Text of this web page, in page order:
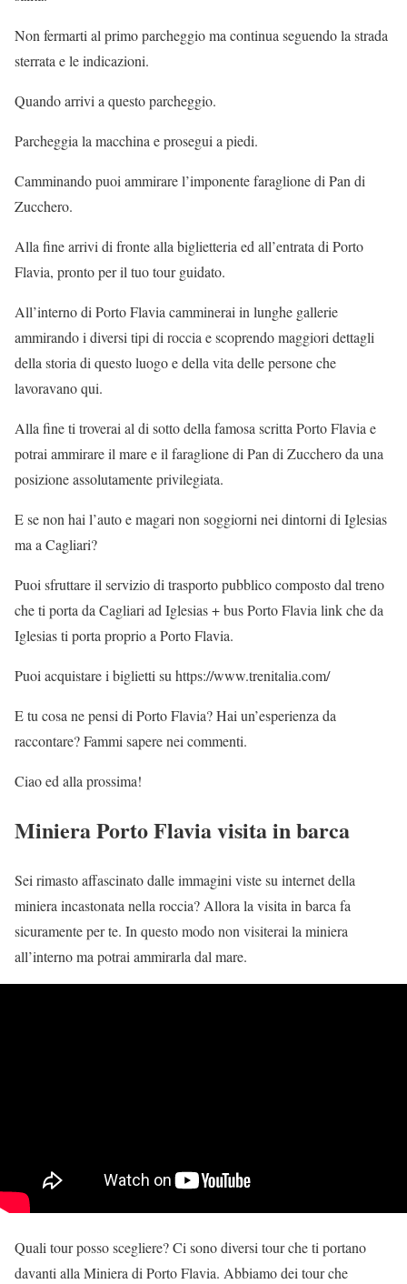
Non fermarti al primo parcheggio ma continua seguendo la strada
sterrata e le indicazioni.
Quando arrivi a questo parcheggio.
Parcheggia la macchina e prosegui a piedi.
Camminando puoi ammirare l’imponente faraglione di Pan di
Zucchero.
Alla fine arrivi di fronte alla biglietteria ed all’entrata di Porto
Flavia, pronto per il tuo tour guidato.
All’interno di Porto Flavia camminerai in lunghe gallerie
ammirando i diversi tipi di roccia e scoprendo maggiori dettagli
della storia di questo luogo e della vita delle persone che
lavoravano qui.
Alla fine ti troverai al di sotto della famosa scritta Porto Flavia e
potrai ammirare il mare e il faraglione di Pan di Zucchero da una
posizione assolutamente privilegiata.
E se non hai l’auto e magari non soggiorni nei dintorni di Iglesias
ma a Cagliari?
Puoi sfruttare il servizio di trasporto pubblico composto dal treno
che ti porta da Cagliari ad Iglesias + bus Porto Flavia link che da
Iglesias ti porta proprio a Porto Flavia.
Puoi acquistare i biglietti su https://www.trenitalia.com/
E tu cosa ne pensi di Porto Flavia? Hai un’esperienza da
raccontare? Fammi sapere nei commenti.
Ciao ed alla prossima!
Miniera Porto Flavia visita in barca
Sei rimasto affascinato dalle immagini viste su internet della
miniera incastonata nella roccia? Allora la visita in barca fa
sicuramente per te. In questo modo non visiterai la miniera
all’interno ma potrai ammirarla dal mare.
Quali tour posso scegliere? Ci sono diversi tour che ti portano
davanti alla Miniera di Porto Flavia. Abbiamo dei tour che